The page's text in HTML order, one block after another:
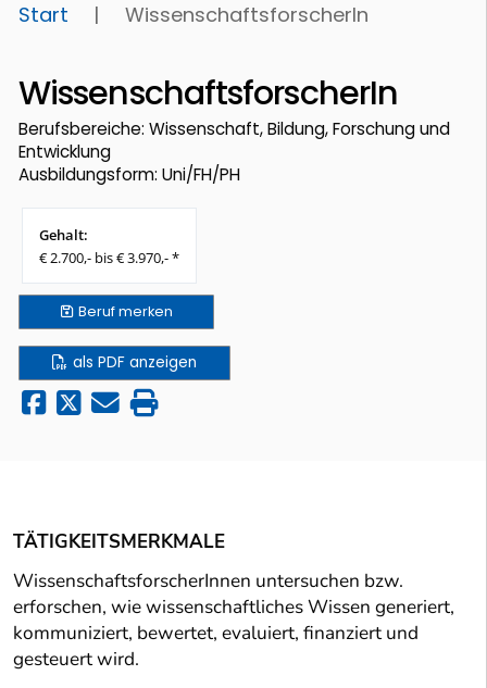
Start | WissenschaftsforscherIn
WissenschaftsforscherIn
Berufsbereiche: Wissenschaft, Bildung, Forschung und
Entwicklung
Ausbildungsform: Uni/FH/PH
Gehalt:
€ 2.700,- bis € 3.970,- *
Berufmerken
als PDF anzeigen
TÄTIGKEITSMERKMALE
WissenschaftsforscherInnen untersuchen bzw.
erforschen, wie wissenschaftliches Wissen generiert,
kommuniziert, bewertet, evaluiert, finanziert und
gesteuert wird.